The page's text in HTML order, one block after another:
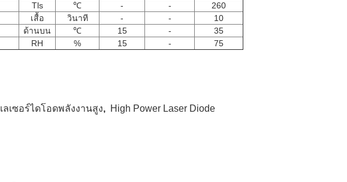
Tls ℃ - -
260
เสื้อ วินาที - -
10
ด้านบน ℃ 15 -
35
RH % 15 - 75
เลเซอร์ไดโอดพลังงานสูง, High Power Laser Diode